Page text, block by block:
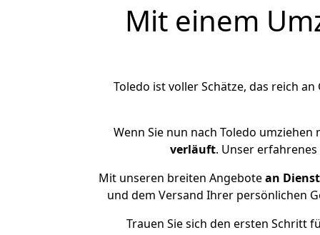
Mit einem
Toledo ist voller Schätze, das reich
Wenn Sie nun nach Toledo
verläuft. Unser
Mit unseren breiten Angebotean
und dem Versand Ihrer persönlichen
Trauen Sie sich den ersten Schritt